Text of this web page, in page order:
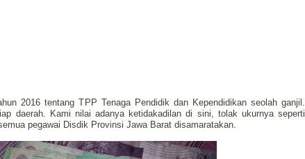
2016 tentang TPP Tenaga Pendidik dan Kependidikan seolah ganjil.
daerah. Kami nilai adanya ketidakadilan di sini, tolak ukurnya seperti
pegawai Disdik Provinsi Jawa Barat disamaratakan.